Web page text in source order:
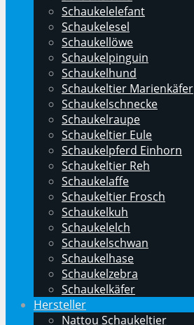
Schaukelelefant
Schaukelesel
Schaukellöwe
Schaukelpinguin
Schaukelhund
Schaukeltier Marienkäfer
Schaukelschnecke
Schaukelraupe
Schaukeltier Eule
Schaukelpferd Einhorn
Schaukeltier Reh
Schaukelaffe
Schaukeltier Frosch
Schaukelkuh
Schaukelelch
Schaukelschwan
Schaukelhase
Schaukelzebra
Schaukelkäfer
Hersteller
Nattou Schaukeltier